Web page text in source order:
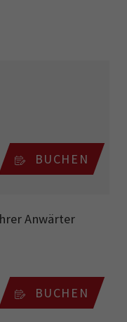
BUCHEN
Anwärter
BUCHEN